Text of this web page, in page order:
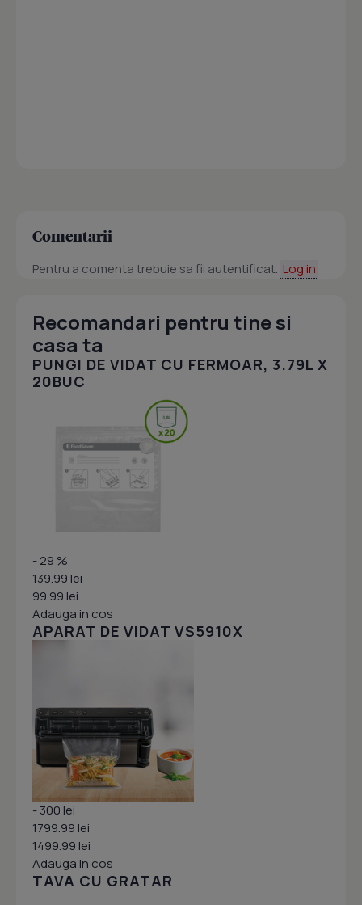
Comentarii
Pentru a comenta trebuie sa fii autentificat. Log in
Recomandari pentru tine si
casa ta
PUNGI DE VIDAT CU FERMOAR, 3.79L X
20BUC
- 29 %
139.99 lei
99.99 lei
Adauga in cos
APARAT DE VIDAT VS5910X
- 300 lei
1799.99 lei
1499.99 lei
Adauga in cos
TAVA CU GRATAR